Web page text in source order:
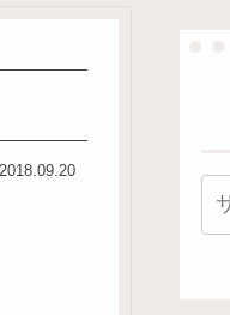
2018.09.20